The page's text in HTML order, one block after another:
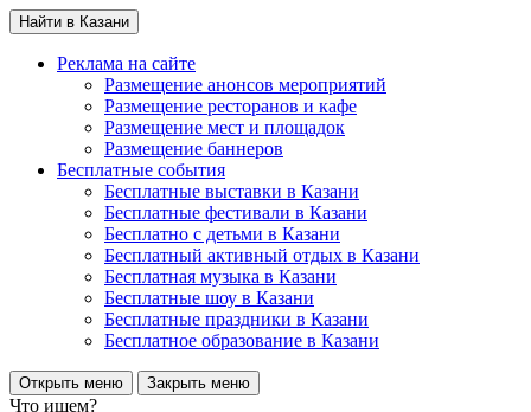
Найти в Казани
Реклама на сайте
Размещение анонсов мероприятий
Размещение ресторанов и кафе
Размещение мест и площадок
Размещение баннеров
Бесплатные события
Бесплатные выставки в Казани
Бесплатные фестивали в Казани
Бесплатно с детьми в Казани
Бесплатный активный отдых в Казани
Бесплатная музыка в Казани
Бесплатные шоу в Казани
Бесплатные праздники в Казани
Бесплатное образование в Казани
Открыть меню Закрыть меню
Что ищем?